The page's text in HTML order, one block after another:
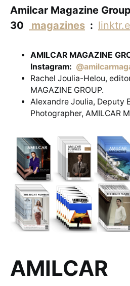
Amilcar Magazine
30
magazines :
AMILCAR MAGAZINE
Instagram:
Rachel Joulia-Helou,
MAGAZINE GROUP.
Alexandre Joulia, Deputy
Photographer, AMILCAR
AMILCAR